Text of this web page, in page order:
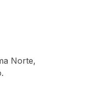
Norte,